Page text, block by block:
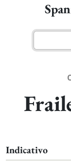
Indicativo